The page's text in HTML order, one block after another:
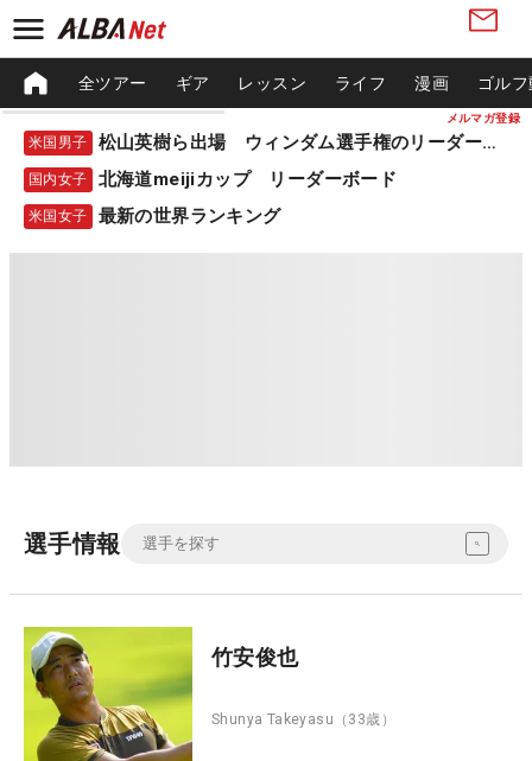
メルマガ登録
全ツアー ギア レッスン ライフ 漫画 ゴル
米国男子 松山英樹ら出場 ウィンダム選手権のリーダーボード
国内女子 北海道meijiカップ リーダーボード
米国女子 最新の世界ランキング
選手情報
竹安俊也
Shunya Takeyasu （33歳）